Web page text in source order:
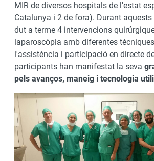
MIR de diversos hospitals de l'estat
Catalunya i 2 de fora). Durant
dut a terme 4 intervencions
laparoscòpia amb diferentes
l'assistència i participació en directe
participants han manifestat la seva
pels avanços, maneig i tecnologia